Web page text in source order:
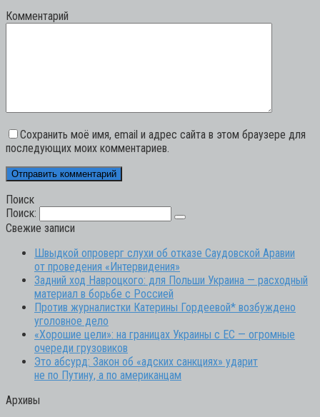
Комментарий
Сохранить моё имя, email и адрес сайта в этом браузере для
последующих моих комментариев.
Поиск
Поиск:
Свежие записи
Швыдкой опроверг слухи об отказе Саудовской Аравии
от проведения «Интервидения»
Задний ход Навроцкого: для Польши Украина — расходный
материал в борьбе с Россией
Против журналистки Катерины Гордеевой* возбуждено
уголовное дело
«Хорошие цели»: на границах Украины с ЕС — огромные
очереди грузовиков
Это абсурд: Закон об «адских санкциях» ударит
не по Путину, а по американцам
Архивы